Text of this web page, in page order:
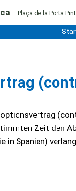
Plaça de la Porta
Zeit den
in Spanien)